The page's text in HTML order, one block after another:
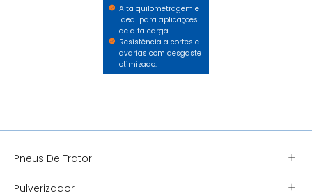
Alta quilometragem e
ideal para aplicações
de alta carga.
Resistência a cortes e
avarias com desgaste
otimizado.
Pneus De Trator
Pulverizador